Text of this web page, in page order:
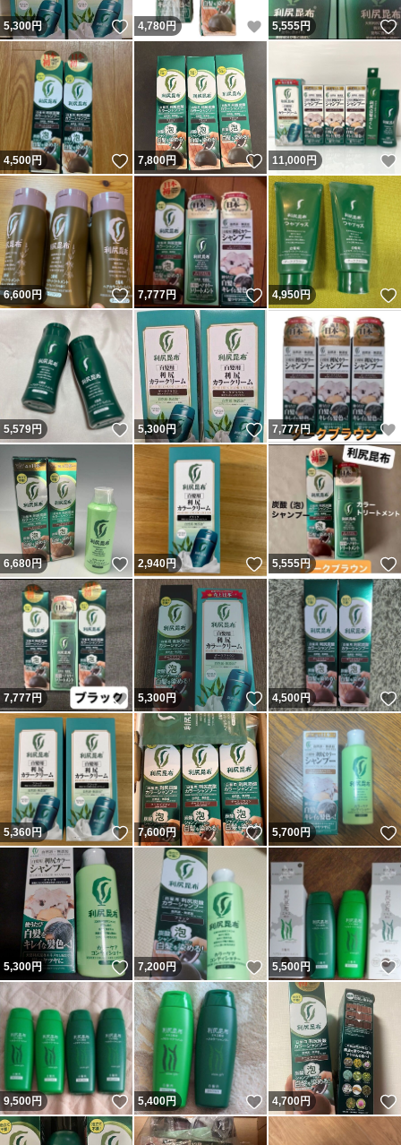
5,300円 いいね！
4,780円 いいね！
5,555円
4,500円 いいね！
7,800円 いいね！
11,000円
6,600円 いいね！
7,777円 いいね！
4,950円
5,579円 いいね！
5,300円 いいね！
7,777円
6,680円 いいね！
2,940円 いいね！
5,555円
7,777円 いいね！
5,300円 いいね！
4,500円
5,360円 いいね！
7,600円 いいね！
5,700円
5,300円 いいね！
7,200円 いいね！
5,500円
9,500円 いいね！
5,400円 いいね！
4,700円